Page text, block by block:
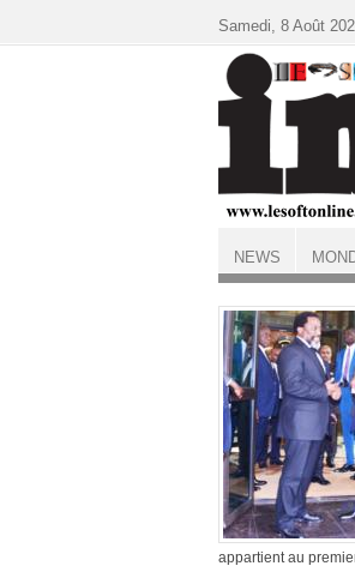
ACCUEIL
appartient au
Samedi, 8 Août
NEWS